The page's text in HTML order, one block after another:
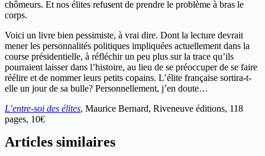
chômeurs. Et nos élites refusent de prendre le problème à bras le
corps.
Voici un livre bien pessimiste, à vrai dire. Dont la lecture devrait
mener les personnalités politiques impliquées actuellement dans la
course présidentielle, à réfléchir un peu plus sur la trace qu’ils
pourraient laisser dans l’histoire, au lieu de se préoccuper de se faire
réélire et de nommer leurs petits copains. L’élite française sortira-t-
elle un jour de sa bulle? Personnellement, j’en doute…
L’entre-soi des élites, Maurice Bernard, Riveneuve éditions, 118
pages, 10€
Articles similaires